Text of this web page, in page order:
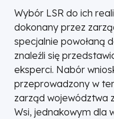
Wybór LSR do ich
dokonany przez
specjalnie powołaną
znaleźli się
eksperci. Nabór
przeprowadzony w
zarząd województwa
Wsi, jednakowym dla